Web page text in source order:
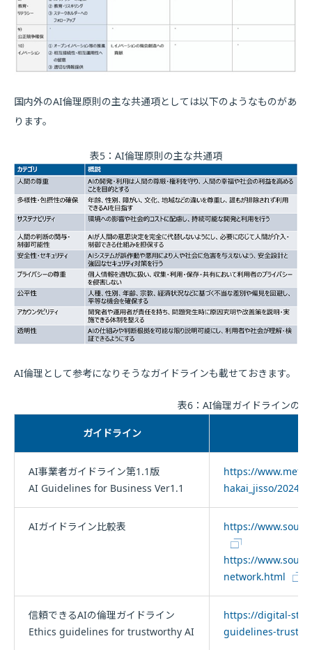
国内外のAI倫理原則の主な共通項としては以下のようなものがあ
ります。
表5：AI倫理原則の主な共通項
AI倫理として参考になりそうなガイドラインも載せておきます。
表6：AI倫理ガイドラインの
ガイドライン
AI事業者ガイドライン第1.1版
AI Guidelines for Business Ver1.1
https://
hakai_jisso/
AIガイドライン比較表 https://
https://
network.html
信頼できるAIの倫理ガイドライン
Ethics guidelines for trustworthy AI
https://digital-
guidelines-